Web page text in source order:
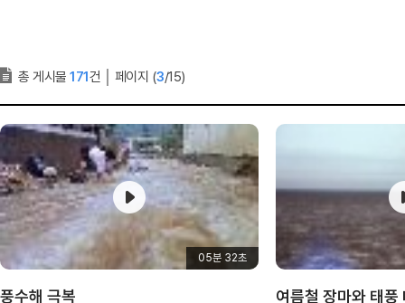
총 게시물 171건 페이지 (3/15)
05분 32초
풍수해 극복 여름철 장마와 태풍